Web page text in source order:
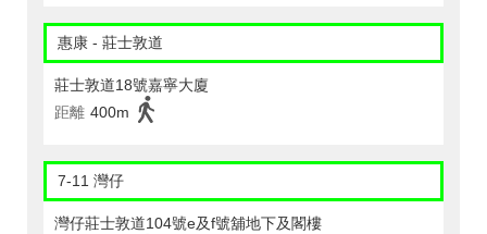
惠康 - 莊士敦道
莊士敦道18號嘉寧大廈
距離 400m
7-11 灣仔
灣仔莊士敦道104號e及f號舖地下及閣樓